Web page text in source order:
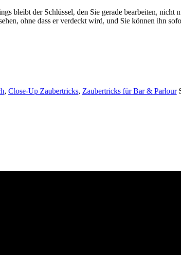
bleibt der Schlüssel, den Sie gerade bearbeiten,
ohne dass er verdeckt wird, und Sie können ihn
, Close-Up Zaubertricks, Zaubertricks für Bar & Parlour